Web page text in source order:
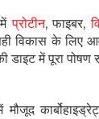
मेंप्रोटीन, फाइबर,
विकास के लिए
डाइट में पूरा पोषण
मौजूद